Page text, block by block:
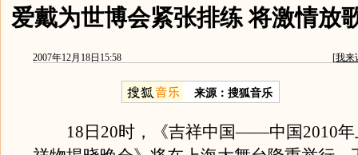
爱戴为世博会紧张排练 将激情放
2007年12月18日15:58 [我来
来源：搜狐音乐
18日20时，《吉祥中国——中国2010年